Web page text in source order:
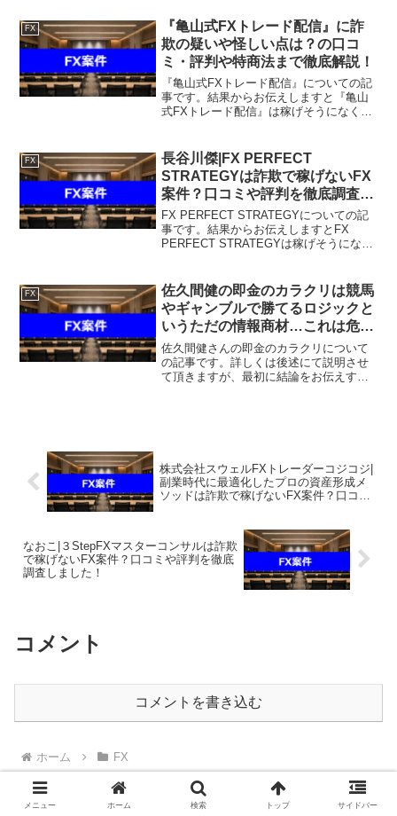
るという結果になりました。FX自動売買
システム「RAZE...
FX
『亀山式FXトレード配信』に詐
欺の疑いや怪しい点は？の口コ
ミ・評判や特商法まで徹底解説！
『亀山式FXトレード配信』についての記
事です。結果からお伝えしますと『亀山
式FXトレード配信』は稼げそうになく、
いう結果になりました。現在、インター
ネット広告やSN...
FX
長谷川傑|FX PERFECT
STRATEGYは詐欺で稼げないFX
案件？口コミや評判を徹底調査し
ました！
FX PERFECT STRATEGYについての記
事です。結果からお伝えしますとFX
PERFECT STRATEGYは稼げそうにな
て今すぐ知りたいという方は、『直接L...
FX
佐久間健の即金のカラクリは競馬
やギャンブルで勝てるロジックと
いうただの情報商材…これは危険
なニオイ。
佐久間健さんの即金のカラクリについて
の記事です。詳しくは後述にて説明させ
て頂きますが、最初に結論をお伝えする
株式会社スウェルFXトレーダーコジコジ|
副業時代に最適化したプロの資産形成メ
ソッドは詐欺で稼げないFX案件？口コミ
なおこ|３StepFXマスターコンサルは詐欺
で稼げないFX案件？口コミや評判を徹底
調査しました！
コメント
コメントを書き込む
ホーム FX
メニュー ホーム 検索 トップ サイドバー